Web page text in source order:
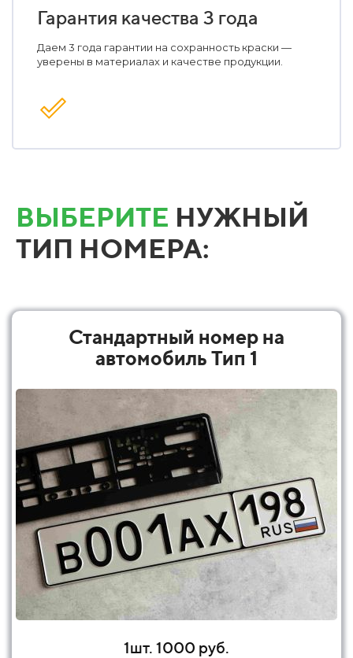
Гарантия качества 3 года
Даем 3 года гарантии на сохранность краски —
уверены в материалах и качестве продукции.
ВЫБЕРИТЕ НУЖНЫЙ
ТИП НОМЕРА:
Стандартный номер на
автомобиль Тип 1
1шт. 1000 руб.